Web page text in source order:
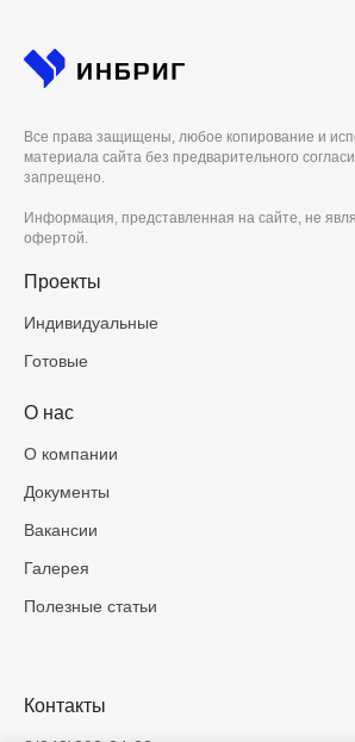
Все права защищены, любое копирование и
материала сайта без предварительного
запрещено.
Информация, представленная на сайте, не
офертой.
Проекты
Индивидуальные
Готовые
О нас
О компании
Документы
Вакансии
Галерея
Полезные статьи
Контакты